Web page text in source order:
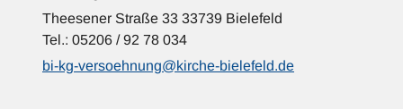
Theesener Straße 33 33739 Bielefeld
Tel.: 05206 / 92 78 034
bi-kg-versoehnung@kirche-bielefeld.de